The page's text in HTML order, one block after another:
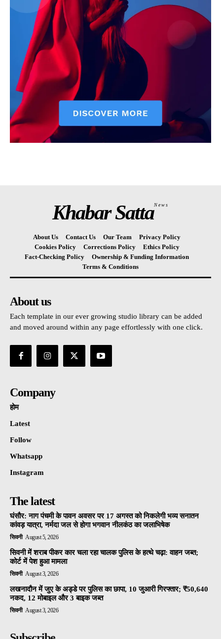
Khabar SattaNews
About Us Contact Us Our Team
Privacy Policy
Cookies Policy
Corrections Policy
Ethics Policy
Fact-Checking Policy
Ownership & Funding Information
Terms & Conditions
About us
Each template in our ever growing studio library can be added
and moved around within any page effortlessly with one click.
Company
होम
Latest
Follow
Whatsapp
Instagram
The latest
घंसौर: नाग पंचमी के पावन अवसर पर 17 अगस्त को निकलेगी भव्य सनातन
कांवड़ यात्रा, नर्मदा जल से होगा भगवान नीलकंठ का जलाभिषेक
सिवनी August 5, 2026
सिवनी में शराब पीकर कार चला रहा चालक पुलिस के हत्थे चढ़ा: वाहन जब्त;
कोर्ट में पेश हुआ मामला
सिवनी August 3, 2026
लखनादौन में जुए के अड्डे पर पुलिस का छापा, 10 जुआरी गिरफ्तार; ₹50,640
नकद, 12 मोबाइल और 3 बाइक जब्त
सिवनी August 3, 2026